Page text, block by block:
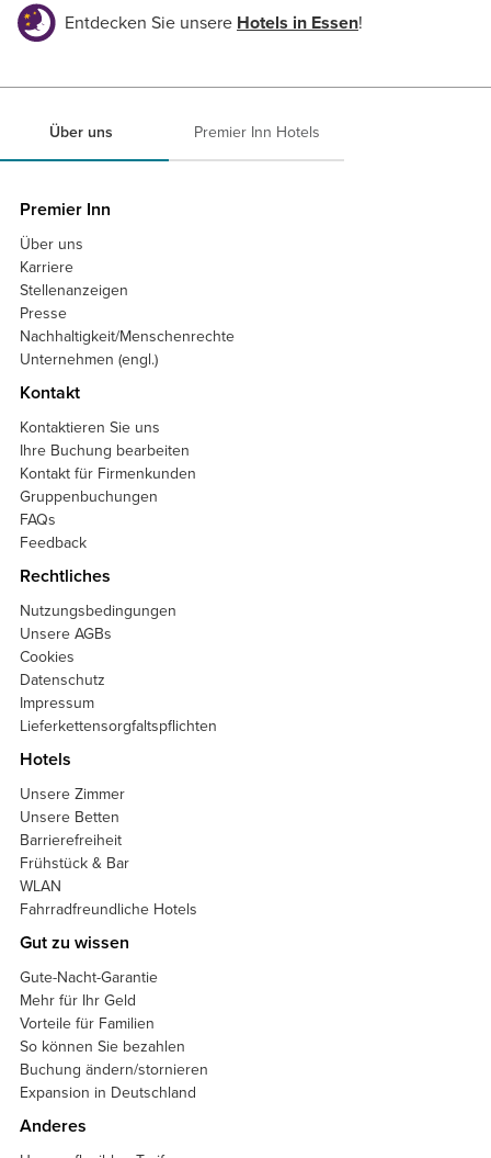
Entdecken Sie unsere Hotels in Essen!
Über uns Premier Inn Hotels
Premier Inn
Über uns
Karriere
Stellenanzeigen
Presse
Nachhaltigkeit/Menschenrechte
Unternehmen (engl.)
Kontakt
Kontaktieren Sie uns
Ihre Buchung bearbeiten
Kontakt für Firmenkunden
Gruppenbuchungen
FAQs
Feedback
Rechtliches
Nutzungsbedingungen
Unsere AGBs
Cookies
Datenschutz
Impressum
Lieferkettensorgfaltspflichten
Hotels
Unsere Zimmer
Unsere Betten
Barrierefreiheit
Frühstück & Bar
WLAN
Fahrradfreundliche Hotels
Gut zu wissen
Gute-Nacht-Garantie
Mehr für Ihr Geld
Vorteile für Familien
So können Sie bezahlen
Buchung ändern/stornieren
Expansion in Deutschland
Anderes